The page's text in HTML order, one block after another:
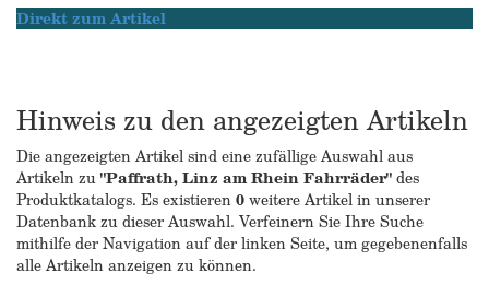
Direkt zum Artikel
Hinweis zu den angezeigten Artikeln
Die angezeigten Artikel sind eine zufällige Auswahl aus
Artikeln zu"Paffrath, Linz am Rhein Fahrräder"des
Produktkatalogs. Es existieren0weitere Artikel in unserer
Datenbank zu dieser Auswahl. Verfeinern Sie Ihre Suche
mithilfe der Navigation auf der linken Seite, um gegebenenfalls
alle Artikeln anzeigen zu können.